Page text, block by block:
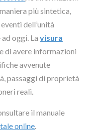
più sintetica,
dell’unità
oggi. Lavisura
di avere informazioni
avvenute
passaggi di proprietà
reali.
il manuale
online.